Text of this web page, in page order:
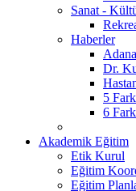
Sanat -
Haberler
Dr.
5
6
Akademik Eğitim
Etik Kurul
Eğitim
Eğitim